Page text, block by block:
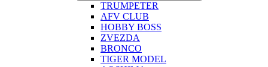
TRUMPETER
AFV CLUB
HOBBY BOSS
ZVEZDA
BRONCO
TIGER MODEL